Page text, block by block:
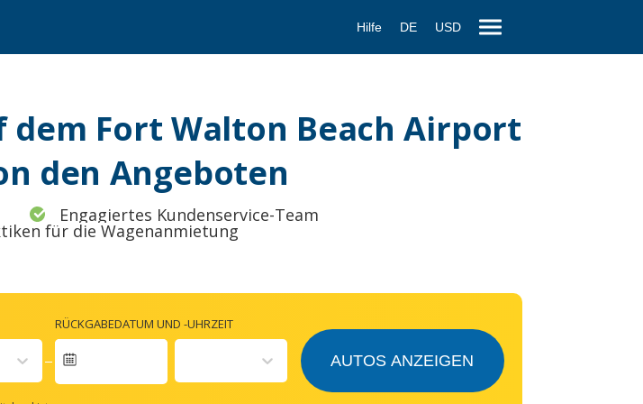
Hilfe DE USD
dem Fort Walton Beach Airport
den Angeboten
Engagiertes Kundenservice-Team
für die Wagenanmietung
RÜCKGABEDATUM UND -UHRZEIT
AUTOS ANZEIGEN